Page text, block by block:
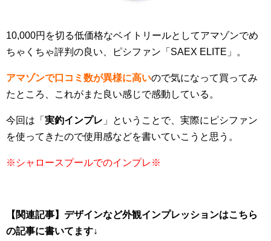
10,000円を切る低価格なベイトリールとしてアマゾンでめ
ちゃくちゃ評判の良い、ピシファン「SAEX ELITE」。
アマゾンで口コミ数が異様に高いので気になって買ってみ
たところ、これがまた良い感じで感動している。
今回は「 実釣インプレ 」ということで、実際にピシファン
を使ってきたので使用感などを書いていこうと思う。
※シャロースプールでのインプレ※
【関連記事】デザインなど外観インプレッションはこちら
の記事に書いてます↓